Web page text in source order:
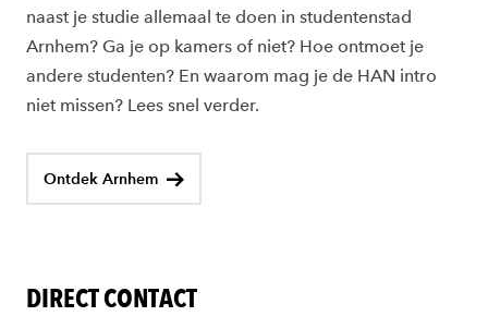
naast je studie allemaal te doen in studentenstad
Arnhem? Ga je op kamers of niet? Hoe ontmoet je
andere studenten? En waarom mag je de HAN intro
niet missen? Lees snel verder.
Ontdek Arnhem
DIRECT CONTACT